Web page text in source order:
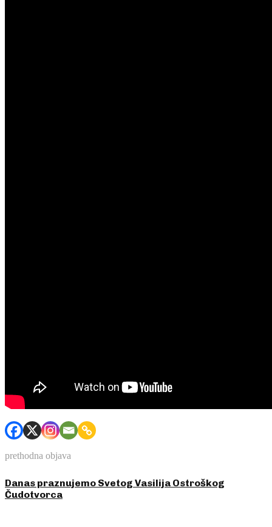
prethodna objava
Danas praznujemo Svetog Vasilija Ostroškog
Čudotvorca